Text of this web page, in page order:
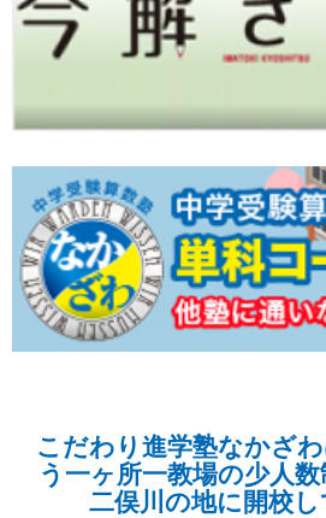
こだわり進学塾なかざ
う一ヶ所一教場の少人
二俣川の地に開校し